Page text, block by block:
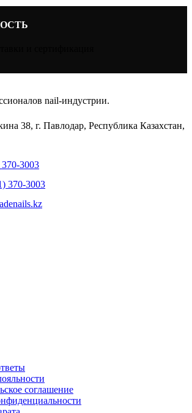
nail-индустрии.
38, г. Павлодар, Республика Казахстан,
3003
370-3003
соглашение